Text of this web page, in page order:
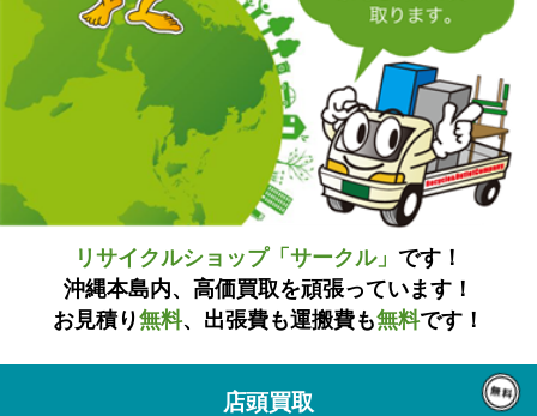
リサイクルショップ「サークル」 です！
沖縄本島内、高価買取を頑張っています！
お見積り無料、出張費も運搬費も無料です！
店頭買取